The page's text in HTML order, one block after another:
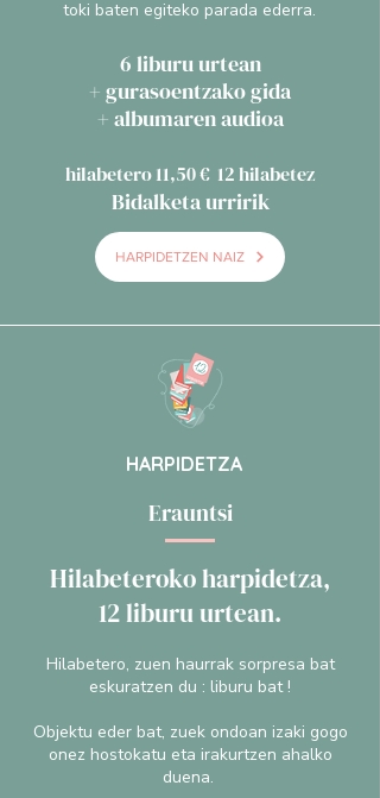
toki baten egiteko parada ederra.
6 liburu urtean
+ gurasoentzako gida
+ albumaren audioa
hilabetero 11,50 € 12 hilabetez
Bidalketa urririk
HARPIDETZEN NAIZ
HARPIDETZA
Erauntsi
Hilabeteroko harpidetza,
12 liburu urtean.
Hilabetero, zuen haurrak sorpresa bat
eskuratzen du : liburu bat !​
Objektu eder bat, zuek ondoan izaki gogo
onez hostokatu eta irakurtzen ahalko
duena.